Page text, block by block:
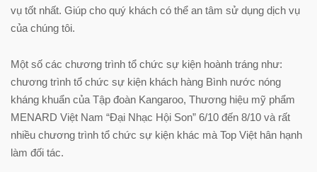
vụ tốt nhất. Giúp cho quý khách có thể an tâm sử dụng dịch vụ
của chúng tôi.
Một số các chương trình tổ chức sự kiện hoành tráng như:
chương trình tổ chức sự kiện khách hàng Bình nước nóng
kháng khuẩn của Tập đoàn Kangaroo, Thương hiệu mỹ phẩm
MENARD Việt Nam “Đại Nhạc Hội Son” 6/10 đến 8/10 và rất
nhiều chương trình tổ chức sự kiện khác mà Top Việt hân hạnh
làm đối tác.